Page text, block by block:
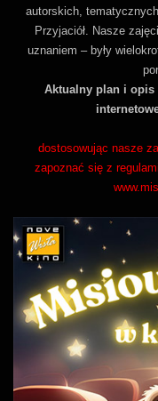
autorskich,
Przyjaciół. Nasze
uznaniem – były
Aktualny plan i opis
dostosowując nasze
zapoznać się z